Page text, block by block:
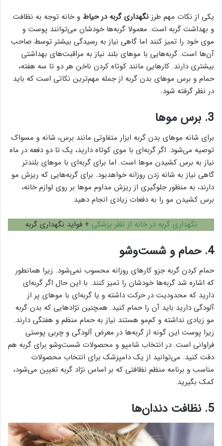
یکی از نکات مهم طرز نگهداری گربه در حیاط و خانه توجه به نظافت
و بهداشت گربه است. معمولا گربه‌ها خودشان می‌توانند پوست و
موی خود را تمیز کنند اما گاهی نیاز به رسیدگی بیشتر توسط صاحب
آن‌ها است. گربه‌هایی با موهای بلند نیاز به مراقبت‌های بهداشتی
بیشتری دارند. کارهایی مانند کوتاه کردن ناخن هر دو تا سه هفته،
حمام و برس موهای بدن گربه از جمله مهم‌ترین نکاتی است که باید
در نظر گرفته شود.
3. برس موها
برای شانه موهای بدن گربه ابزار متفاوتی مانند برس، شانه و مسواک
توصیه می‌شود. اگر گربه‌ای با موی کوتاه دارید، یک تا دو دفعه در ماه
نیاز به برس کشیدن موها است. اما برای گربه‌ای با موهای بلندتر
گاهی نیاز به شانه زدن روزانه خواهدبود. برای گربه‌هایی که ریزش مو
دارند، به منظور جلوگیری از ریزش مداوم موها بر روی لوازم خانه،
برس کشیدن مو را به دفعات زیادی انجام دهید.
نگهداری گربه در خانه از نظر پزشکی + فواید نگهداری گربه
4. حمام و شست‌وشو
حمام کردن گربه جزو کارهای روزانه محسوب نمی‌شود. زیرا همانطور
که اشاره شد گربه‌ها خودشان را تمیز کنند. با این حال اگر گربه‌ای
دارید که محدودیت در حرکت داشته و یا گربه‌ای با موهای پر از
آلودگی دارید باید آن را حمام کنید. همچنین نژادهایی که بدن گربه
مو زیادی نداشته و کم‌مو هستند نیاز به حمام منظم و هفتگی دارند.
زیرا پوست این گونه از گربه‌ها در معرض آلودگی و چربی پوستی
فراوانی است. در انتخاب شامپو و محصولات شست‌وشو برای گربه هم
دقت کنید. می‌توانید از یک دامپزشک برای انتخاب محصولات
مناسب و برنامه منظم نظافتی که بر اساس نژاد گربه تعیین می‌شود،
کمک بگیرید.
5. نظافت دندان‌ها